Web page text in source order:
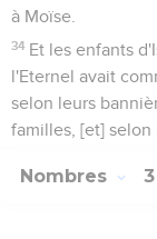
à Moïse.
34 Et les enfants
l'Eternel avait
selon leurs
familles, [et] selon
Nombres 3